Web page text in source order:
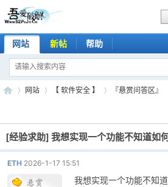
网站 新帖 帮助
吾 »
网站
›
【 软件安全 】
›
『悬赏问答区』
[经验求助] 我想实现一个功能不知道如
ETH 2026-1-17 15:51
我想实现一个功能不知